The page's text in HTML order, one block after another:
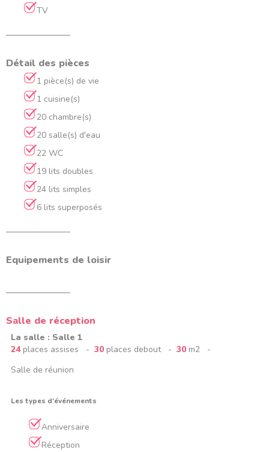
TV
Détail des pièces
1 pièce(s) de vie
1 cuisine(s)
20 chambre(s)
20 salle(s) d'eau
22 WC
19 lits doubles
24 lits simples
6 lits superposés
Equipements de loisir
Salle de réception
La salle : Salle 1
24places assises -30 places debout -30 m2 -
Salle de réunion
Les types d'événements
Anniversaire
Réception